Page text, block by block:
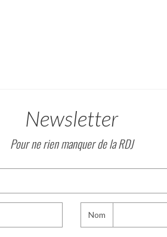
Newsletter
Pour ne rien manquer de la RDJ
Nom